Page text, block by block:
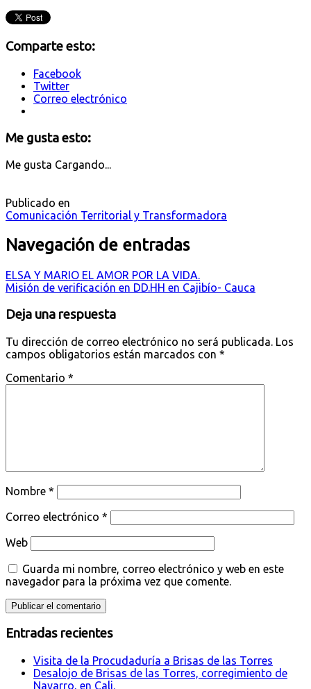
Comparte esto:
Facebook
Twitter
Correo electrónico
Me gusta esto:
Me gusta Cargando...
Publicado en
Comunicación Territorial y Transformadora
Navegación de entradas
ELSA Y MARIO EL AMOR POR LA VIDA.
Misión de verificación en DD.HH en Cajibío- Cauca
Deja una respuesta
Tu dirección de correo electrónico no será publicada. Los
campos obligatorios están marcados con *
Comentario *
Nombre *
Correo electrónico *
Web
Guarda mi nombre, correo electrónico y web en este
navegador para la próxima vez que comente.
Entradas recientes
Visita de la Procudaduría a Brisas de las Torres
Desalojo de Brisas de las Torres, corregimiento de
Navarro, en Cali.